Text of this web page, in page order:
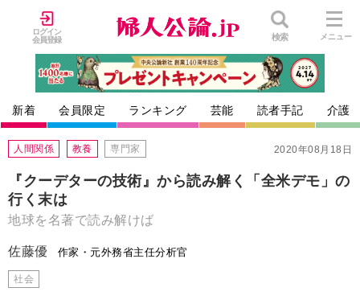
ログイン
会員登録
検索 メニュー
新着 会員限定 ランキング 芸能 読者手記 介護
2020年08月18日
人間関係 教養 専門家
『クーデターの技術』から読み解く「全米デモ」の
行く末は
地球を名著で読み解けば
佐藤優 作家・元外務省主任分析官
社会